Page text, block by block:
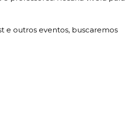
e outros eventos, buscaremos